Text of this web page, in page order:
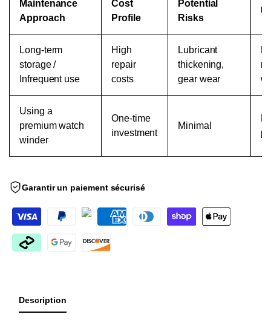
Maintenance
Approach
Cost
Profile
Potential
Risks
Long-term
storage /
Infrequent use
High
repair
costs
Lubricant
thickening,
gear wear
Using a
premium watch
winder
One-time
investment
Minimal
Garantir un paiement sécurisé
Description